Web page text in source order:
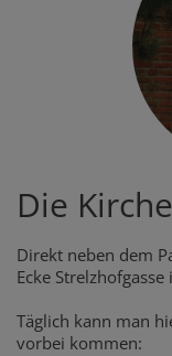
Die Kirche
Direkt neben dem
Ecke
Täglich kann man
vorbei kommen: